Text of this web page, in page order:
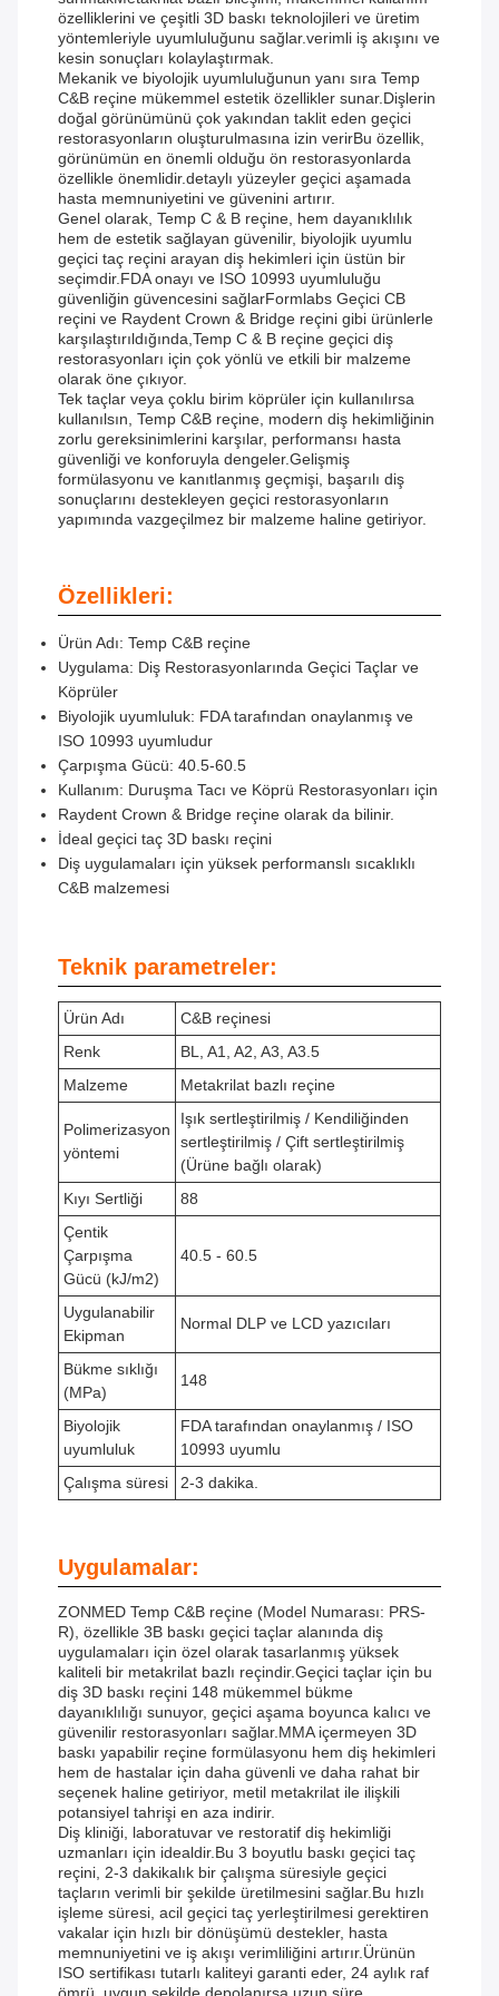
özelliklerini ve çeşitli 3D baskı teknolojileri ve üretim
yöntemleriyle uyumluluğunu sağlar.verimli iş akışını ve
kesin sonuçları kolaylaştırmak.
Mekanik ve biyolojik uyumluluğunun yanı sıra Temp
C&B reçine mükemmel estetik özellikler sunar.Dişlerin
doğal görünümünü çok yakından taklit eden geçici
restorasyonların oluşturulmasına izin verirBu özellik,
görünümün en önemli olduğu ön restorasyonlarda
özellikle önemlidir.detaylı yüzeyler geçici aşamada
hasta memnuniyetini ve güvenini artırır.
Genel olarak, Temp C & B reçine, hem dayanıklılık
hem de estetik sağlayan güvenilir, biyolojik uyumlu
geçici taç reçini arayan diş hekimleri için üstün bir
seçimdir.FDA onayı ve ISO 10993 uyumluluğu
güvenliğin güvencesini sağlarFormlabs Geçici CB
reçini ve Raydent Crown & Bridge reçini gibi ürünlerle
karşılaştırıldığında,Temp C & B reçine geçici diş
restorasyonları için çok yönlü ve etkili bir malzeme
olarak öne çıkıyor.
Tek taçlar veya çoklu birim köprüler için kullanılırsa
kullanılsın, Temp C&B reçine, modern diş hekimliğinin
zorlu gereksinimlerini karşılar, performansı hasta
güvenliği ve konforuyla dengeler.Gelişmiş
formülasyonu ve kanıtlanmış geçmişi, başarılı diş
sonuçlarını destekleyen geçici restorasyonların
yapımında vazgeçilmez bir malzeme haline getiriyor.
Özellikleri:
Ürün Adı: Temp C&B reçine
Uygulama: Diş Restorasyonlarında Geçici Taçlar ve
Köprüler
Biyolojik uyumluluk: FDA tarafından onaylanmış ve
ISO 10993 uyumludur
Çarpışma Gücü: 40.5-60.5
Kullanım: Duruşma Tacı ve Köprü Restorasyonları için
Raydent Crown & Bridge reçine olarak da bilinir.
İdeal geçici taç 3D baskı reçini
Diş uygulamaları için yüksek performanslı sıcaklıklı
C&B malzemesi
Teknik parametreler:
Ürün Adı
C&B reçinesi
Renk
BL, A1, A2, A3, A3.5
Malzeme
Metakrilat bazlı reçine
Polimerizasyon
yöntemi
Işık sertleştirilmiş / Kendiliğinden
sertleştirilmiş / Çift sertleştirilmiş
(Ürüne bağlı olarak)
Kıyı Sertliği
88
Çentik
Çarpışma
Gücü (kJ/m2)
40.5 - 60.5
Uygulanabilir
Ekipman
Normal DLP ve LCD yazıcıları
Bükme sıklığı
(MPa)
148
Biyolojik
uyumluluk
FDA tarafından onaylanmış / ISO
10993 uyumlu
Çalışma süresi
2-3 dakika.
Uygulamalar:
ZONMED Temp C&B reçine (Model Numarası: PRS-
R), özellikle 3B baskı geçici taçlar alanında diş
uygulamaları için özel olarak tasarlanmış yüksek
kaliteli bir metakrilat bazlı reçindir.Geçici taçlar için bu
diş 3D baskı reçini 148 mükemmel bükme
dayanıklılığı sunuyor, geçici aşama boyunca kalıcı ve
güvenilir restorasyonları sağlar.MMA içermeyen 3D
baskı yapabilir reçine formülasyonu hem diş hekimleri
hem de hastalar için daha güvenli ve daha rahat bir
seçenek haline getiriyor, metil metakrilat ile ilişkili
potansiyel tahrişi en aza indirir.
Diş kliniği, laboratuvar ve restoratif diş hekimliği
uzmanları için idealdir.Bu 3 boyutlu baskı geçici taç
reçini, 2-3 dakikalık bir çalışma süresiyle geçici
taçların verimli bir şekilde üretilmesini sağlar.Bu hızlı
işleme süresi, acil geçici taç yerleştirilmesi gerektiren
vakalar için hızlı bir dönüşümü destekler, hasta
memnuniyetini ve iş akışı verimliliğini artırır.Ürünün
ISO sertifikası tutarlı kaliteyi garanti eder, 24 aylık raf